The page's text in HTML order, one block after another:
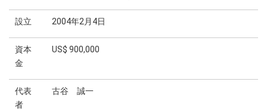
設立 2004年2月4日
資本
金
US$ 900,000
代表
者
古谷 誠一